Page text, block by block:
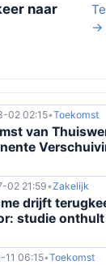
naar
→
02 02:15•Toekomst
van
02 21:59•Zakelijk
drijft
studie onthult
11 06:15•Toekomst